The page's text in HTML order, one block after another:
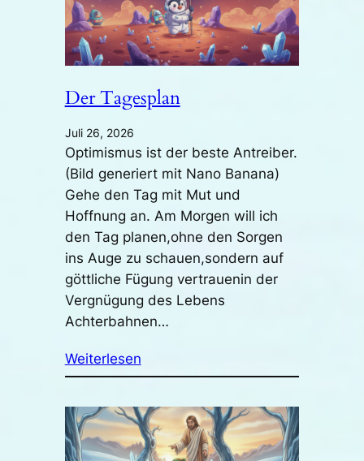
Der Tagesplan
Juli 26, 2026
Optimismus ist der beste Antreiber.
(Bild generiert mit Nano Banana)
Gehe den Tag mit Mut und
Hoffnung an. Am Morgen will ich
den Tag planen,ohne den Sorgen
ins Auge zu schauen,sondern auf
göttliche Fügung vertrauenin der
Vergnügung des Lebens
Achterbahnen…
Weiterlesen